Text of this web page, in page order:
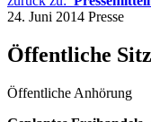
24. Juni 2014 Presse
Öffentliche
Öffentliche Anhörung